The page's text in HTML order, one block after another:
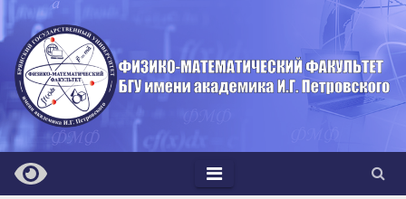
Перейти
к
содержимому